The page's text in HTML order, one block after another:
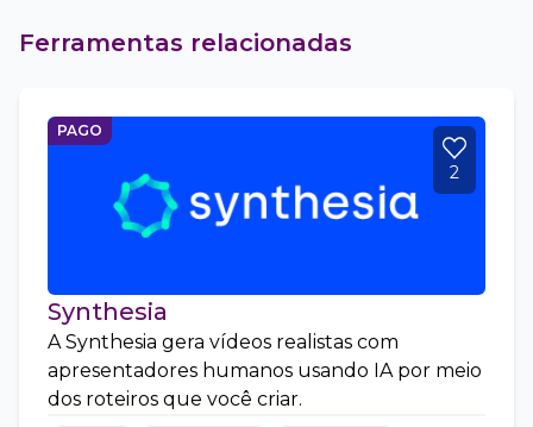
Ferramentas relacionadas
PAGO
2
Synthesia
A Synthesia gera vídeos realistas com
apresentadores humanos usando IA por meio
dos roteiros que você criar.